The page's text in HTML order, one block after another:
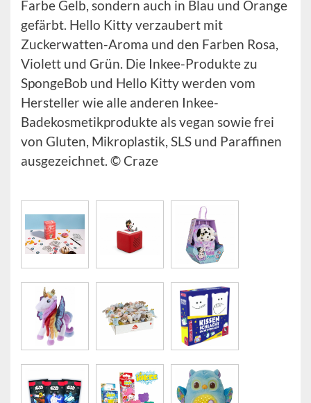
Farbe Gelb, sondern auch in Blau und Orange
gefärbt. Hello Kitty verzaubert mit
Zuckerwatten-Aroma und den Farben Rosa,
Violett und Grün. Die Inkee-Produkte zu
SpongeBob und Hello Kitty werden vom
Hersteller wie alle anderen Inkee-
Badekosmetikprodukte als vegan sowie frei
von Gluten, Mikroplastik, SLS und Paraffinen
ausgezeichnet. © Craze